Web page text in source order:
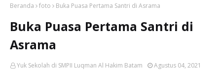
Beranda foto Buka Puasa Pertama Santri di Asrama
Buka Puasa Pertama Santri di
Asrama
Yuk Sekolah di SMPII Luqman Al Hakim Batam Agustus 04, 2021